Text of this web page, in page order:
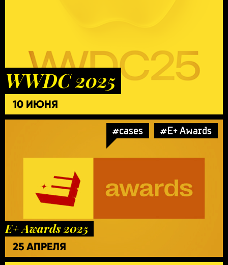
WWDC 2025
10 ИЮНЯ
#cases #E+ Awards
E+ Awards 2025
25 АПРЕЛЯ